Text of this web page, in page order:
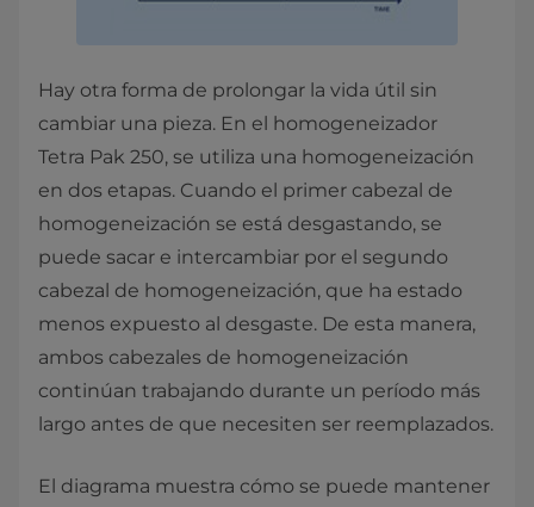
Hay otra forma de prolongar la vida útil sin
cambiar una pieza. En el homogeneizador
Tetra Pak 250, se utiliza una homogeneización
en dos etapas. Cuando el primer cabezal de
homogeneización se está desgastando, se
puede sacar e intercambiar por el segundo
cabezal de homogeneización, que ha estado
menos expuesto al desgaste. De esta manera,
ambos cabezales de homogeneización
continúan trabajando durante un período más
largo antes de que necesiten ser reemplazados.
El diagrama muestra cómo se puede mantener